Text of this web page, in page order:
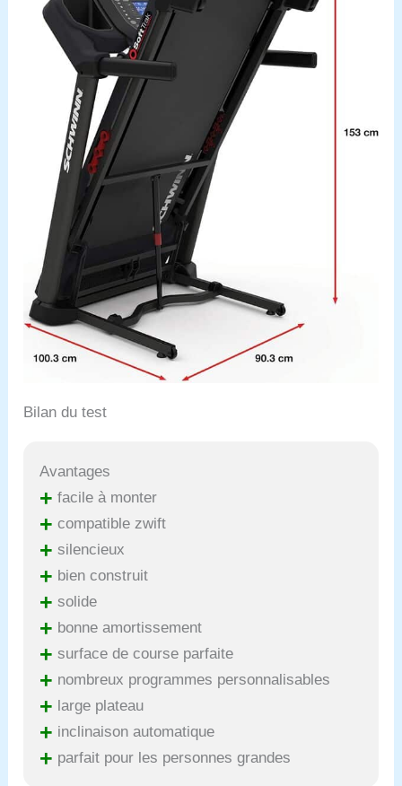
Bilan du test
Avantages
+ facile à monter
+ compatible zwift
+ silencieux
+ bien construit
+ solide
+ bonne amortissement
+ surface de course parfaite
+ nombreux programmes personnalisables
+ large plateau
+ inclinaison automatique
+ parfait pour les personnes grandes